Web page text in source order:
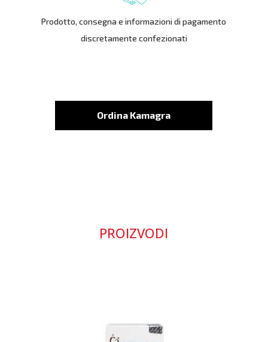
Prodotto, consegna e informazioni di pagamento
discretamente confezionati
Ordina Kamagra
PROIZVODI